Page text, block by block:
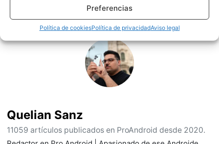
Preferencias
Política de cookiesPolítica de privacidadAviso legal
Quelian Sanz
11059 artículos publicados en ProAndroid desde 2020.